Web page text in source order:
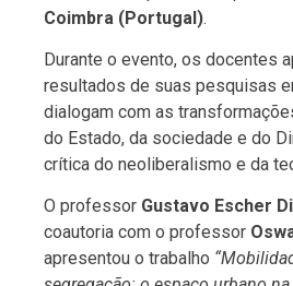
Coimbra (Portugal).
Durante o evento, os docentes
resultados de suas pesquisas
dialogam com as
do Estado, da sociedade e do
crítica do neoliberalismo e da
O professor Gustavo Escher
coautoria com o professor
apresentou o trabalho